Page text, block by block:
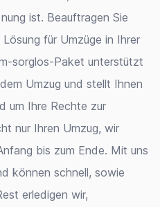
ist. Beauftragen Sie
für Umzüge in Ihrer
sorglos-Paket unterstützt
Umzug und stellt Ihnen
um Ihre Rechte zur
nur Ihren Umzug, wir
bis zum Ende. Mit uns
können schnell, sowie
erledigen wir,